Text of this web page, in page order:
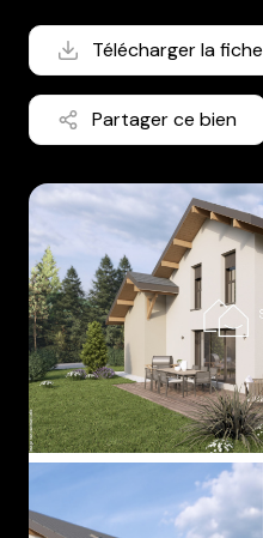
Estimer
Vendus
Immo
Avis
clients
Contact
Télécharger la fiche
Partager ce bien